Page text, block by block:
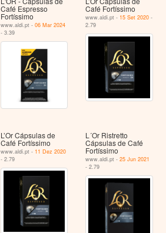
Café Espresso
Fortíssimo
www.aldi.pt - 06 Mar 2024
- 3.39
Café Fortíssimo
www.aldi.pt - 15 Set 2020 -
2.79
L’Or Cápsulas de
Café Fortíssimo
www.aldi.pt - 11 Dez 2020
- 2.79
L´Or Ristretto
Cápsulas de Café
Fortíssimo
www.aldi.pt -25 Jun 2021
- 2.79